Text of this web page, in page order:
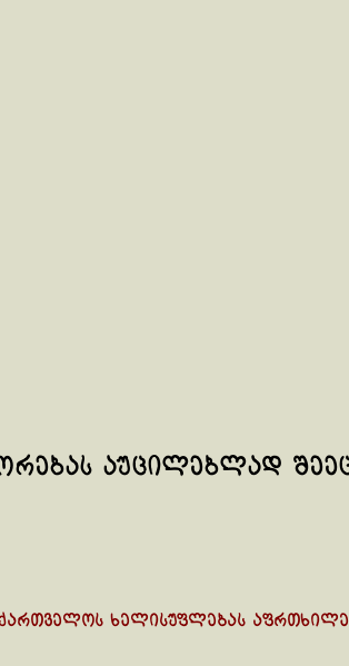
აუცილებლად
ხელისუფლებას